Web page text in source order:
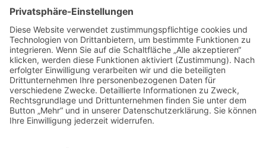
Treppenstufen für Spindeltreppen
Übersicht (Material / Füllungen / RAL)
Warenkorb
Winkel nach Ihren Maßen – für alle Branchen
Wir über uns
Zackenleisten als Übersteigschutz
Häufig gestellte Fragen zu Kiesfangleisten
Häufige Fragen zu individuellen Lochblechen
Kiesfangleisten aus Aluminium oder Edelstahl?
Kategorien